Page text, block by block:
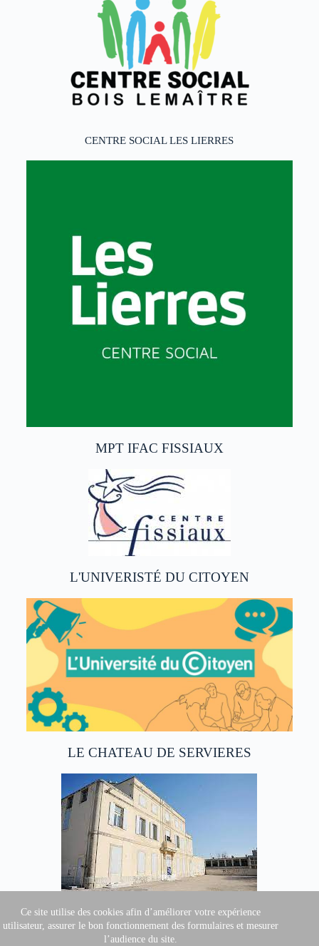
Ce site utilise des cookies afin d’améliorer votre expérience
utilisateur, assurer le bon fonctionnement des formulaires et mesurer
l’audience du site.
CENTRE SOCIAL LES LIERRES
MPT IFAC FISSIAUX
L'UNIVERISTÉ DU CITOYEN
LE CHATEAU DE SERVIERES